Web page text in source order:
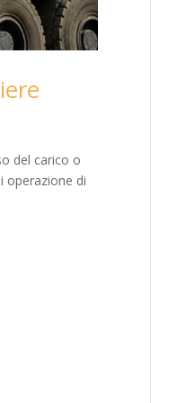
del carico o
operazione di